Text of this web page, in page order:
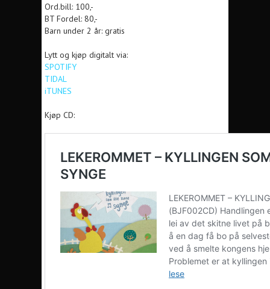
Ord.bill: 100,-
BT Fordel: 80,-
Barn under 2 år: gratis
Lytt og kjøp digitalt via:
SPOTIFY
TIDAL
iTUNES
Kjøp CD: